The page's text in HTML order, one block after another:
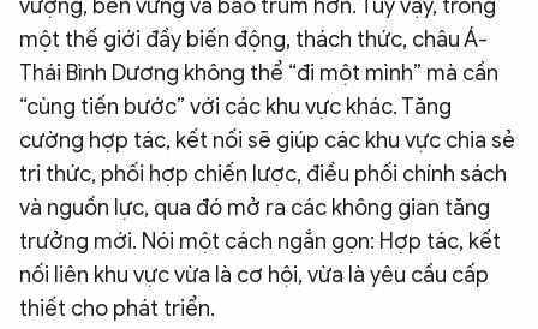
vượng, bền vững và bao trùm hơn. Tuy vậy, trong
một thế giới đầy biến động, thách thức, châu Á-
Thái Bình Dương không thể “đi một mình” mà cần
“cùng tiến bước” với các khu vực khác. Tăng
cường hợp tác, kết nối sẽ giúp các khu vực chia sẻ
tri thức, phối hợp chiến lược, điều phối chính sách
và nguồn lực, qua đó mở ra các không gian tăng
trưởng mới. Nói một cách ngắn gọn: Hợp tác, kết
nối liên khu vực vừa là cơ hội, vừa là yêu cầu cấp
thiết cho phát triển.